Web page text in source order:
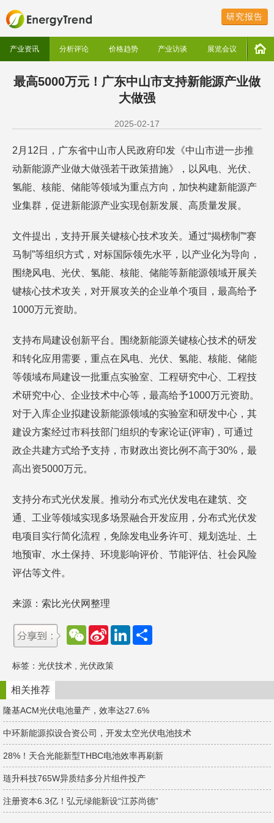
研究报告
产业资讯 分析评论 价格趋势 产业访谈 展览会议
最高5000万元！广东中山市支持新能源产业做
大做强
2025-02-17
2月12日，广东省中山市人民政府印发《中山市进一步推
动新能源产业做大做强若干政策措施》，以风电、光伏、
氢能、核能、储能等领域为重点方向，加快构建新能源产
业集群，促进新能源产业实现创新发展、高质量发展。
文件提出，支持开展关键核心技术攻关。通过“揭榜制”“赛
马制”等组织方式，对标国际领先水平，以产业化为导向，
围绕风电、光伏、氢能、核能、储能等新能源领域开展关
键核心技术攻关，对开展攻关的企业单个项目，最高给予
1000万元资助。
支持布局建设创新平台。围绕新能源关键核心技术的研发
和转化应用需要，重点在风电、光伏、氢能、核能、储能
等领域布局建设一批重点实验室、工程研究中心、工程技
术研究中心、企业技术中心等，最高给予1000万元资助。
对于入库企业拟建设新能源领域的实验室和研发中心，其
建设方案经过市科技部门组织的专家论证(评审)，可通过
政企共建方式给予支持，市财政出资比例不高于30%，最
高出资5000万元。
支持分布式光伏发展。推动分布式光伏发电在建筑、交
通、工业等领域实现多场景融合开发应用，分布式光伏发
电项目实行简化流程，免除发电业务许可、规划选址、土
地预审、水土保持、环境影响评价、节能评估、社会风险
评估等文件。
来源：索比光伏网整理
W
e
a
t
S
a
W
e
b
o
L
d
n
标签： 光伏技术 光伏政策
相关推荐
隆基ACM光伏电池量产，效率达27.6%
中环新能源拟设合资公司，开发太空光伏电池技术
28%！天合光能新型THBC电池效率再刷新
琏升科技765W异质结多分片组件投产
注册资本6.3亿！弘元绿能新设“江苏尚德”